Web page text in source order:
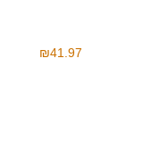
₪41.97